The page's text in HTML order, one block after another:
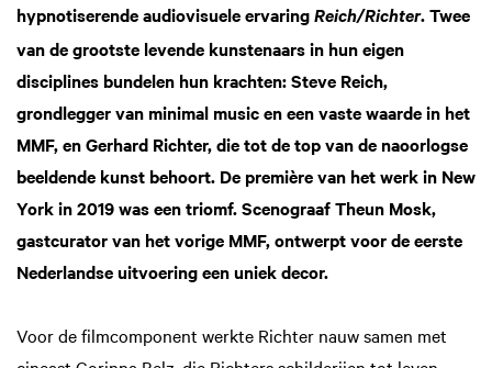
hypnotiserende audiovisuele ervaring Reich/Richter. Twee
van de grootste levende kunstenaars in hun eigen
disciplines bundelen hun krachten: Steve Reich,
grondlegger van minimal music en een vaste waarde in het
MMF, en Gerhard Richter, die tot de top van de naoorlogse
beeldende kunst behoort. De première van het werk in New
York in 2019 was een triomf. Scenograaf Theun Mosk,
gastcurator van het vorige MMF, ontwerpt voor de eerste
Nederlandse uitvoering een uniek decor.
Voor de filmcomponent werkte Richter nauw samen met